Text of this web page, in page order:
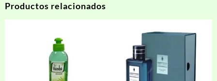
Productos relacionados